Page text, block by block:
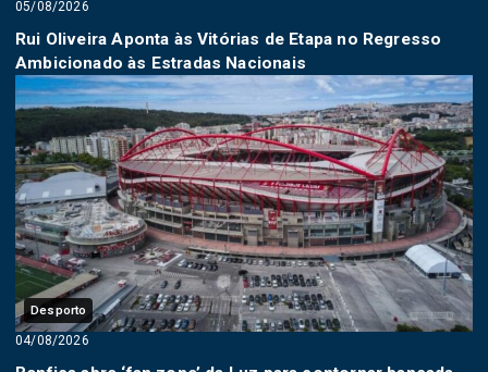
05/08/2026
Rui Oliveira Aponta às Vitórias de Etapa no Regresso
Ambicionado às Estradas Nacionais
Desporto
04/08/2026